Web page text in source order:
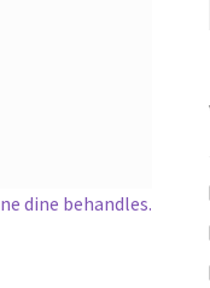
dine behandles.